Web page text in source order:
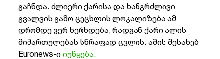
გაჩნდა. ძლიერი ქარისა და ხანგრძლივი
გვალვის გამო ცეცხლის ლოკალიზება ამ
დრომდე ვერ ხერხდება, რადგან ქარი ალის
მიმართულებას სწრაფად ცვლის. ამის შესახებ
Euronews-ი იუწყება.